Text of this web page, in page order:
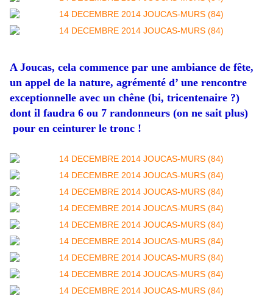
A Joucas, cela commence par une ambiance de fête,
un appel de la nature, agrémenté d’ une rencontre
exceptionnelle avec un chêne (bi, tricentenaire ?)
dont il faudra 6 ou 7 randonneurs (on ne sait plus)
pour en ceinturer le tronc !